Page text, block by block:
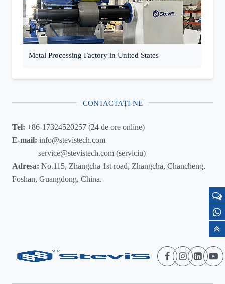
Metal Processing Factory in United States
CONTACTAŢI-NE
Tel: +86-17324520257 (24 de ore online)
E-mail: info@stevistech.com
service@stevistech.com (serviciu)
Adresa: No.115, Zhangcha 1st road, Zhangcha, Chancheng,
Foshan, Guangdong, China.